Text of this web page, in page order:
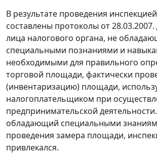
В результате проведения
составлены протоколы от
лица налогового органа, не
специальными познаниями и
необходимыми для правильного
торговой площади, фактически
(инвентаризацию) площади,
налогоплательщиком при
предпринимательской
обладающий специальными
проведения замера площади,
привлекался.